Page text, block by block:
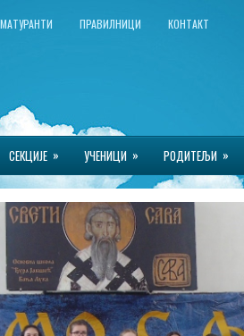
ПРАВИЛНИЦИ КОНТАКТ
СЕКЦИЈЕ » УЧЕНИЦИ » РОДИТЕЉИ »